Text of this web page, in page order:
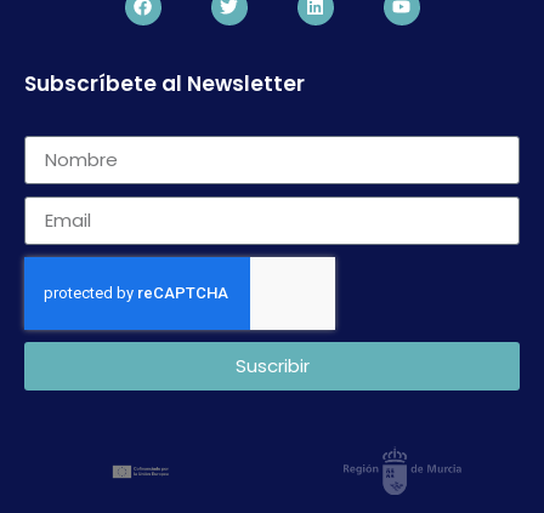
Subscríbete al Newsletter
Suscribir